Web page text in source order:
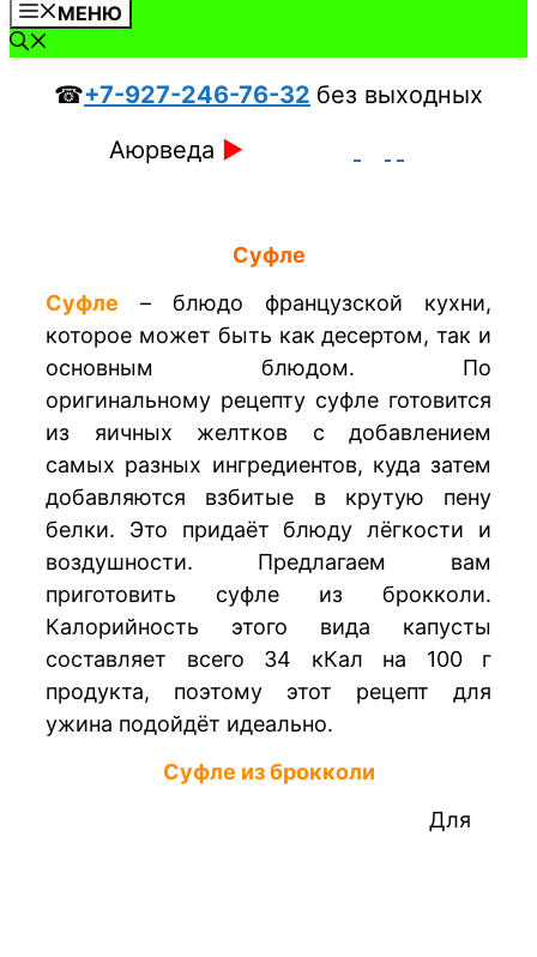
МЕНЮ
☎+7-927-246-76-32 без выходных
Аюрведа ►
Суфле
Суфле – блюдо французской кухни,
которое может быть как десертом, так и
основным блюдом. По
оригинальному рецепту суфле готовится
из яичных желтков с добавлением
самых разных ингредиентов, куда затем
добавляются взбитые в крутую пену
белки. Это придаёт блюду лёгкости и
воздушности. Предлагаем вам
приготовить суфле из брокколи.
Калорийность этого вида капусты
составляет всего 34 кКал на 100 г
продукта, поэтому этот рецепт для
ужина подойдёт идеально.
Суфле из брокколи
Для